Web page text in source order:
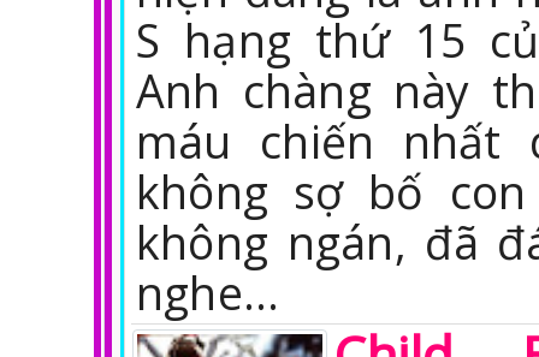
S hạng thứ 15
Anh chàng này
máu chiến nhất
không sợ bố
không ngán, đã
nghe…